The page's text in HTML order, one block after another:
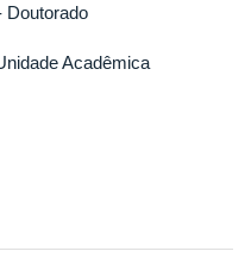
Doutorado
Acadêmica